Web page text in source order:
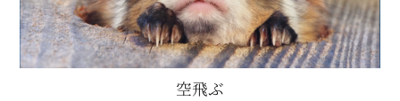
空飛ぶ